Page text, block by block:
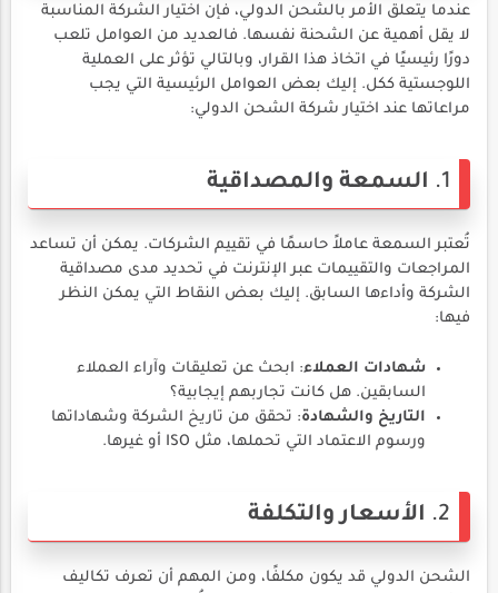
عندما يتعلق الأمر بالشحن الدولي، فإن اختيار الشركة المناسبة
لا يقل أهمية عن الشحنة نفسها. فالعديد من العوامل تلعب
دورًا رئيسيًا في اتخاذ هذا القرار، وبالتالي تؤثر على العملية
اللوجستية ككل. إليك بعض العوامل الرئيسية التي يجب
مراعاتها عند اختيار شركة الشحن الدولي:
1. السمعة والمصداقية
تُعتبر السمعة عاملاً حاسمًا في تقييم الشركات. يمكن أن تساعد
المراجعات والتقييمات عبر الإنترنت في تحديد مدى مصداقية
الشركة وأداءها السابق. إليك بعض النقاط التي يمكن النظر
فيها:
شهادات العملاء: ابحث عن تعليقات وآراء العملاء
السابقين. هل كانت تجاربهم إيجابية؟
التاريخ والشهادة: تحقق من تاريخ الشركة وشهاداتها
ورسوم الاعتماد التي تحملها، مثل ISO أو غيرها.
2. الأسعار والتكلفة
الشحن الدولي قد يكون مكلفًا، ومن المهم أن تعرف تكاليف